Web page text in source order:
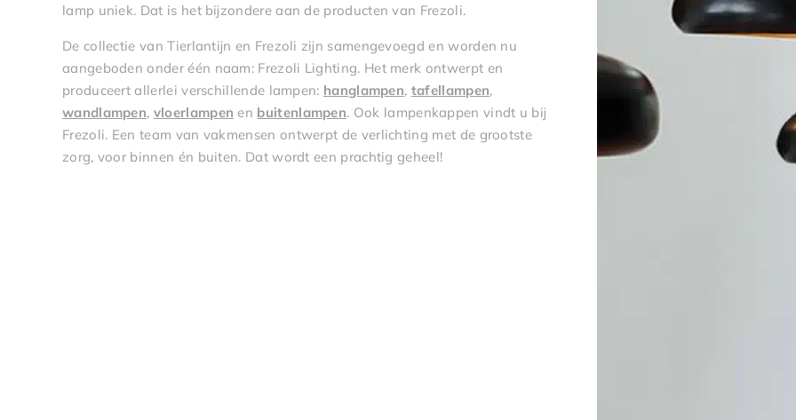
lamp uniek. Dat is het bijzondere aan de producten van Frezoli.
De collectie van Tierlantijn en Frezoli zijn samengevoegd en worden nu
aangeboden onder één naam: Frezoli Lighting. Het merk ontwerpt en
produceert allerlei verschillende lampen: hanglampen, tafellampen,
wandlampen, vloerlampen en buitenlampen. Ook lampenkappen vindt u bij
Frezoli. Een team van vakmensen ontwerpt de verlichting met de grootste
zorg, voor binnen én buiten. Dat wordt een prachtig geheel!